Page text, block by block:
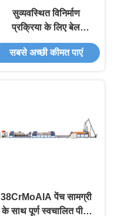
सुव्यवस्थित विनिर्माण
प्रक्रिया के लिए बेल
सहिष्णुता मोटाई±0.03 मिमी
प्लास्टिक स्ट्रैप बनाने की
सबसे अच्छी कीमत पाएं
38CrMoAlA पेंच सामग्री
के साथ पूर्ण स्वचालित पीपी